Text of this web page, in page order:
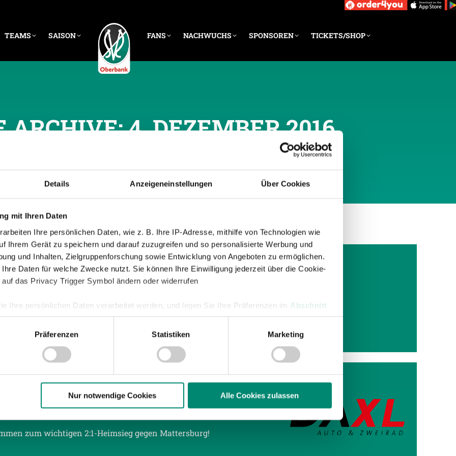
Details Anzeigeneinstellungen Über Cookies
mit Ihren Daten
Ihre persönlichen Daten, wie z. B. Ihre IP-Adresse, mithilfe von Technologien wie
Ihrem Gerät zu speichern und darauf zuzugreifen und so personalisierte Werbung und
und Inhalten, Zielgruppenforschung sowie Entwicklung von Angeboten zu ermöglichen.
Daten für welche Zwecke nutzt. Sie können Ihre Einwilligung jederzeit über die Cookie-
das Privacy Trigger Symbol ändern oder widerrufen
Ihre persönlichen Daten verarbeitet werden, und legen Sie Ihre Präferenzen im Abschnitt
und Anzeigen zu personalisieren, Funktionen für soziale Medien anbieten zu können
zu analysieren. Außerdem geben wir Informationen zu Ihrer Verwendung unserer
zu Speicherdauer und Empfänger entnehmen Sie unserer Datenschutzerklärung.
Präferenzen Statistiken Marketing
Nur notwendige Cookies Alle Cookies zulassen
TEAMS SAISON FANS NACHWUCHS SPONSOREN TICKETS/SHOP
ARCHIVE:4. DEZEMBER 2016
| UNKATEGORISIERT
MÖSCHL MAN OF THE MATCH
der Stimmen wurde Patrick Möschl zum Man of the Match
Den zweiten und dritten Platz belegten Thomas Reifeltshammer
Dieter Elsneg (10%).
| UNKATEGORISIERT
STIMMEN ZUM SPIEL
zum wichtigen 2:1-Heimsieg gegen Mattersburg!